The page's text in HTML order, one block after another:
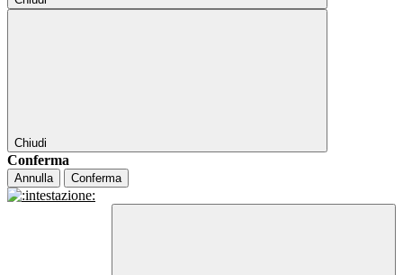
Chiudi
Conferma
Annulla Conferma